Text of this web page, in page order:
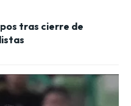
tras cierre de